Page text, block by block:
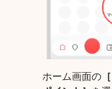
ホーム画面の